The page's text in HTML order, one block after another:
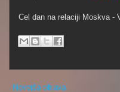
Cel dan na relaciji Moskva -
Novejša objava